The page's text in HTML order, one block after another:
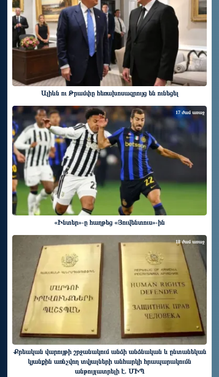
Ալիևն ու Թրամփը հեռախոսազրույց են ունեցել
«Ինտեր»-ը հաղթեց «Յուվենտուս»-ին
17 ժամ առաջ
Քրեական վարույթի շրջանակում անձի անձնական և ընտանեկան
կյանքին առնչվող տվյալների անհարկի հրապարակումն
անթույլատրելի է. ՄԻՊ
18 ժամ առաջ